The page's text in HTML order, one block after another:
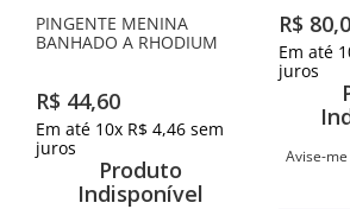
PINGENTE MENINA
BANHADO A RHODIUM
R$ 44,60
Em até 10x R$ 4,46 sem
juros
Produto
Indisponível
R$ 80,
Em até
juros
Avise-